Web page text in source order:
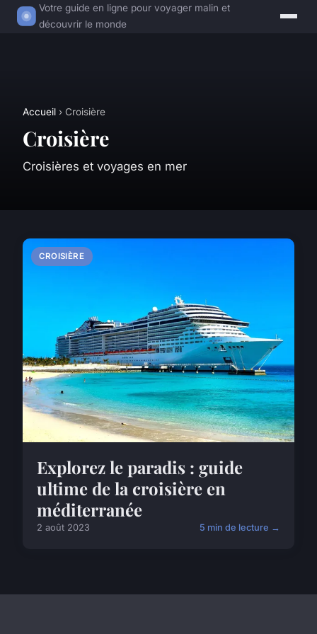
Votre guide en ligne pour voyager malin et
découvrir le monde
Accueil › Croisière
Croisière
Croisières et voyages en mer
CROISIÈRE
Explorez le paradis : guide
ultime de la croisière en
méditerranée
2 août 2023 5 min de lecture →